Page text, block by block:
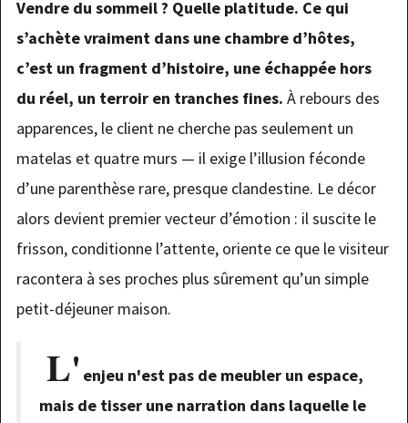
Vendre du sommeil ? Quelle platitude. Ce qui
s’achète vraiment dans une chambre d’hôtes,
c’est un fragment d’histoire, une échappée hors
du réel, un terroir en tranches fines. À rebours des
apparences, le client ne cherche pas seulement un
matelas et quatre murs — il exige l’illusion féconde
d’une parenthèse rare, presque clandestine. Le décor
alors devient premier vecteur d’émotion : il suscite le
frisson, conditionne l’attente, oriente ce que le visiteur
racontera à ses proches plus sûrement qu’un simple
petit-déjeuner maison.
L' enjeu n'est pas de meubler un espace,
mais de tisser une narration dans laquelle le